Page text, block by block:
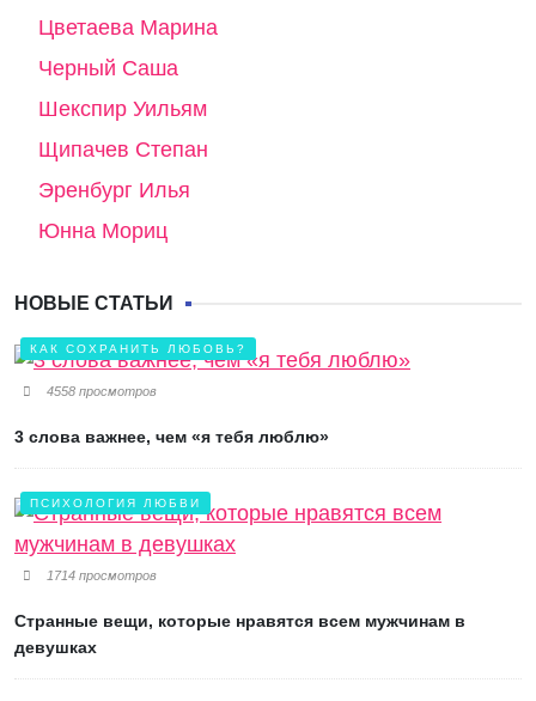
Цветаева Марина
Черный Саша
Шекспир Уильям
Щипачев Степан
Эренбург Илья
Юнна Мориц
НОВЫЕ СТАТЬИ
КАК СОХРАНИТЬ ЛЮБОВЬ?
4558 просмотров
3 слова важнее, чем «я тебя люблю»
ПСИХОЛОГИЯ ЛЮБВИ
1714 просмотров
Странные вещи, которые нравятся всем мужчинам в
девушках